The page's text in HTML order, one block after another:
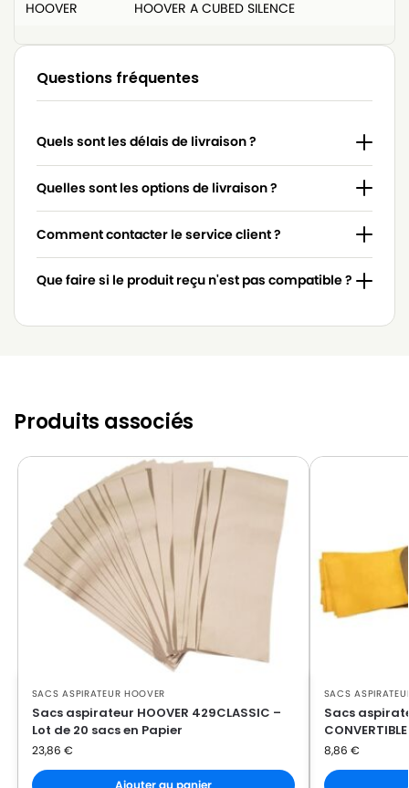
HOOVER HOOVER A CUBED SILENCE
Questions fréquentes
Quels sont les délais de livraison ?
Quelles sont les options de livraison ?
Comment contacter le service client ?
Que faire si le produit reçu n'est pas compatible ?
Produits associés
SACS ASPIRATEUR HOOVER
Sacs aspirateur HOOVER 429CLASSIC –
Lot de 20 sacs en Papier
23,86 €
SACS
Sacs
8,86 €